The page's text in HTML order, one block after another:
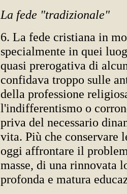
La fede "tradizionale"
6. La fede cristiana in
specialmente in quei
quasi prerogativa di
confidava troppo sulle
della professione
l'indifferentismo o
priva del necessario
vita. Più che conservare
oggi affrontare il
masse, di una rinnovata
profonda e matura